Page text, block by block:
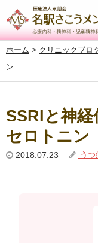
ホーム > クリニックブロ
ン
SSRIと神
セロトニン
2018.07.23 う